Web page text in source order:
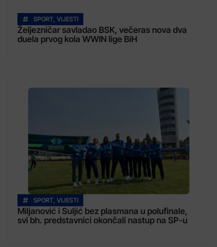
SPORT, VIJESTI
Željezničar savladao BSK, večeras nova dva
duela prvog kola WWIN lige BiH
SPORT, VIJESTI
Miljanović i Suljić bez plasmana u polufinale,
svi bh. predstavnici okončali nastup na SP-u